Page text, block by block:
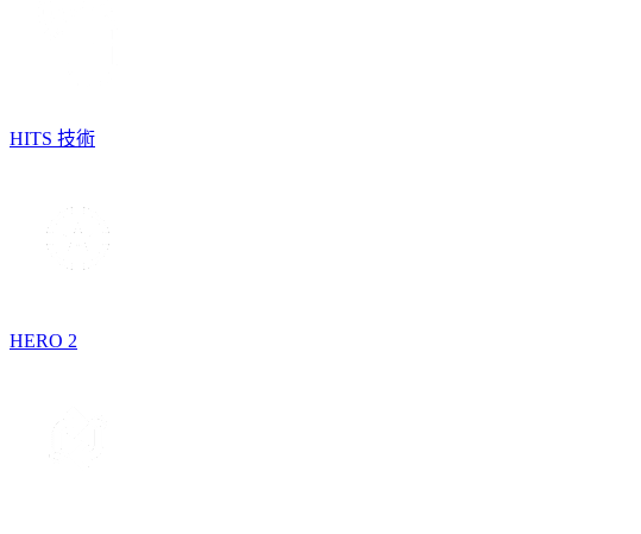
HITS 技術
HERO 2